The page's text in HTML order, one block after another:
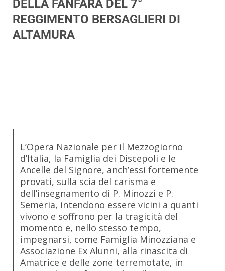
DELLA FANFARA DEL 7°
REGGIMENTO BERSAGLIERI DI
ALTAMURA
L’Opera Nazionale per il Mezzogiorno
d’Italia, la Famiglia dei Discepoli e le
Ancelle del Signore, anch’essi fortemente
provati, sulla scia del carisma e
dell’insegnamento di P. Minozzi e P.
Semeria, intendono essere vicini a quanti
vivono e soffrono per la tragicità del
momento e, nello stesso tempo,
impegnarsi, come Famiglia Minozziana e
Associazione Ex Alunni, alla rinascita di
Amatrice e delle zone terremotate, in